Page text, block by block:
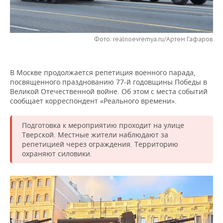
НЕФТЕХИМИЯ
НЕФТЬ
ЭНЕРГЕТИКА
РОЗНИЧНАЯ ТОРГОВЛЯ
НОВОСТИ ТЕХНОЛОГИЙ
ТЕЛЕКОММУНИКАЦИИ
МЕРОПРИЯТИЯ
НОВОСТИ МЕРОПРИЯТИЙ
БИЗНЕС-БРАНЧИ
ОТКРЫТАЯ ЛЕКЦИЯ
ФУТБОЛ
БАСКЕТБОЛ
ВОЛЕЙБОЛ
КИБЕРСПОРТ
ФИГУРНОЕ КАТАНИЕ
НОВОСТИ ОБЩЕСТВА
ИНФРАСТРУКТУРА
ИСТОРИЯ
КУЛЬТУРА
МЕДИЦИНА
ФОТОГАЛЕРЕЯ
СПРАВОЧНИК
СПИСОК ПЕРСОН
СПИСОК КОМПАНИЙ
ПОЛНАЯ ВЕРСИЯ
Фото: realnoevremya.ru/Артем Гафаров
В Москве продолжается репетиция военного парада,
посвященного празднованию 77-й годовщины Победы в
Великой Отечественной войне. Об этом с места событий
сообщает корреспондент «Реального времени».
Подготовка к мероприятию проходит на улице
Тверской. Местные жители наблюдают за
репетицией через ограждения. Территорию
охраняют силовики.